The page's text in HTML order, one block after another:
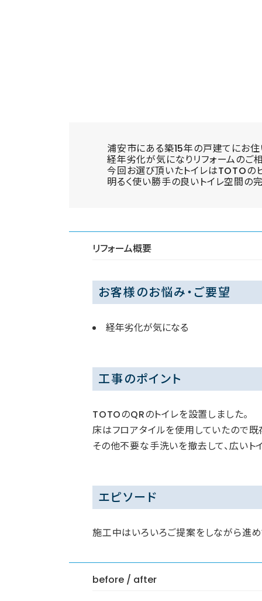
浦安市にある築15年の戸建てにお住
経年劣化が気になりリフォームのご
今回お選び頂いたトイレはTOTOの
明るく使い勝手の良いトイレ空間の
リフォーム概要
お客様のお悩み・ご要望
経年劣化が気になる
工事のポイント
TOTOのQRのトイレを設置しました。
床はフロアタイルを使用していたので既
その他不要な手洗いを撤去して、広いト
エピソード
施工中はいろいろご提案をしながら進め
before / after